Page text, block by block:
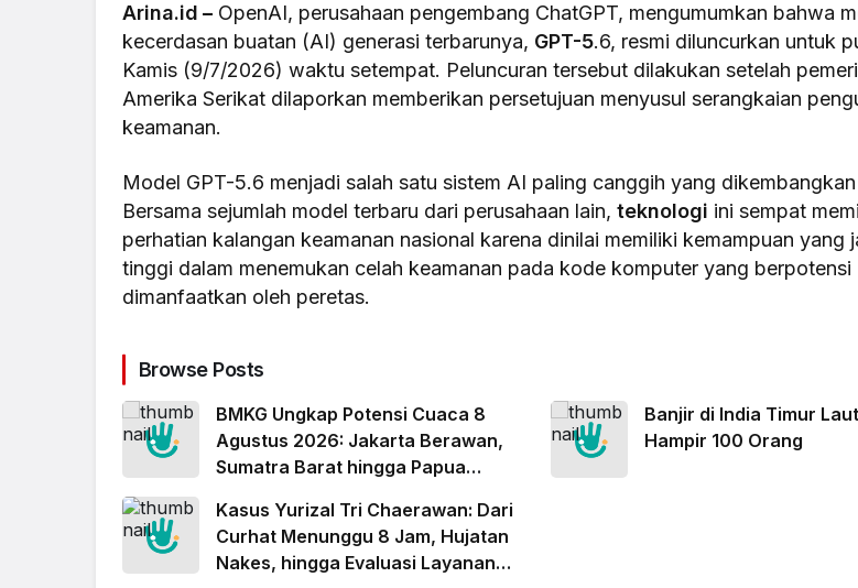
Arina.id – OpenAI, perusahaan pengembang ChatGPT, mengumumkan bahwa
kecerdasan buatan (AI) generasi terbarunya, GPT-5.6, resmi diluncurkan untuk
Kamis (9/7/2026) waktu setempat. Peluncuran tersebut dilakukan setelah
Amerika Serikat dilaporkan memberikan persetujuan menyusul serangkaian
keamanan.
Model GPT-5.6 menjadi salah satu sistem AI paling canggih yang
Bersama sejumlah model terbaru dari perusahaan lain,teknologi ini sempat
perhatian kalangan keamanan nasional karena dinilai memiliki kemampuan yang
tinggi dalam menemukan celah keamanan pada kode komputer yang berpotensi
dimanfaatkan oleh peretas.
Browse Posts
BMKG Ungkap Potensi Cuaca 8
Agustus 2026: Jakarta Berawan,
Sumatra Barat hingga Papua
Banjir di India Timur
Hampir 100 Orang
Kasus Yurizal Tri Chaerawan: Dari
Curhat Menunggu 8 Jam, Hujatan
Nakes, hingga Evaluasi Layanan